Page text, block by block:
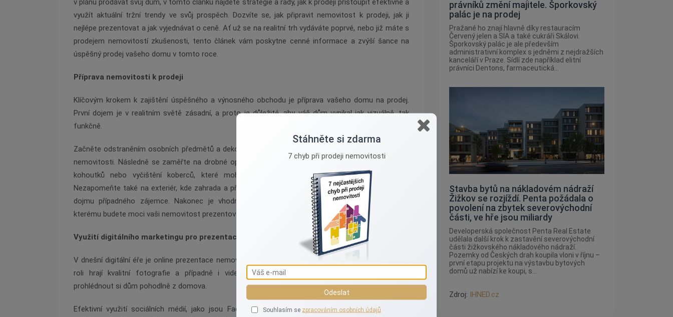
v plánu prodávat svůj dům, v tomto článku najdete strategie a rady, jak k prodeji přistoupit efektivně a
využít aktuální tržní trendy ve svůj prospěch. Dozvíte se, jak připravit nemovitost k prodeji, jak ji
nejlépe prezentovat a jak vyjednávat o ceně. Ať už se na realitní trh vydáváte poprvé, nebo již máte s
prodejem nemovitostí zkušenosti, tento článek vám poskytne cenné informace a zvýší šance na
úspěšný prodej vašeho domu v tomto roce.
Příprava nemovitosti k prodeji
Klíčovým krokem k zajištění úspěšného a výnosného obchodu je příprava vašeho domu na prodej.
První dojem je v realitním světě zásadní, a proto je důležité, aby váš dům vynikal jak vizuálně, tak
funkčně.
Začněte odstraněním osobních předmětů a dekorací, které mohou odvádět pozornost od samotné
nemovitosti. Následně se zaměřte na drobné opravy, jako je výměna poškozených žárovek, oprava
kohoutků nebo vyčištění koberců, které mohou mít velký dopad na celkový vzhled domu.
Nezapomeňte také na exteriér, kde zahrada a příjezdová cesta mohou významně přispět k prvnímu
dojmu případného zájemce. Nakonec je vhodné investovat do profesionálního fotografa, díky
kterému budete moci vaši nemovitost prezentovat v tom nejlepším světle.
Využití digitálního marketingu pro prezentaci vaší nemovitosti
V dnešní digitální éře je online prezentace nemovitosti stejně důležitá, jako její fyzický stav. Zásadní
roli hrají kvalitní fotografie a případně i videoprohlídky, které umožňují potenciálním kupcům
prohlédnout si dům pohodlně z domova.
Efektivní využití sociálních médií, jako jsou Facebook a Instagram, může zvýšit viditelnost vaší
právníků změní majitele. Šporkovský
palác je na prodej
Pražané ho znají hlavně díky restauracím
Červený jelen a SIA a také cukráři Skálovi.
Šporkovský palác je ale především
administrativní komplex s jedněmi z nejdražších
kanceláří v Praze. Sídlí zde například elitní
právníci Dentons, farmaceutická...
Stavba bytů na nákladovém nádraží
Žižkov se rozjíždí. Penta požádala o
povolení na zbytek severovýchodní
části, ve hře jsou miliardy
Developerská společnost Penta Real Estate
udělala další krok k zastavění severovýchodní
části žižkovského nákladového nádraží.
Pozemky od Českých drah koupila vloni v říjnu –
první etapu projektu na výstavbu bytových
domů už nabízí ke koupi, s...
Zdroj: IHNED.cz
Stáhněte si zdarma
7 chyb při prodeji nemovitosti
Odeslat
Souhlasím se zpracováním osobních údajů